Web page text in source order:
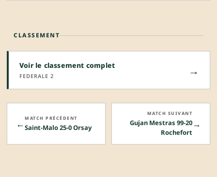
CLASSEMENT
Voir le classement complet
FEDERALE 2 →
← MATCH PRÉCÉDENT
Saint-Malo 25-0 Orsay →
MATCH SUIVANT
Gujan Mestras 99-20
Rochefort